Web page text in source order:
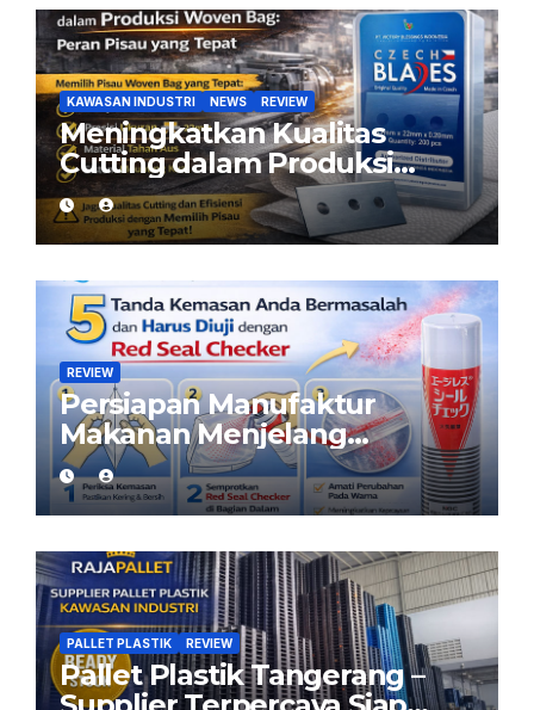
KAWASAN INDUSTRI NEWS REVIEW
Meningkatkan Kualitas
Cutting dalam Produksi
Woven Bag: Peran Pisau
yang Tepat
REVIEW
Persiapan Manufaktur
Makanan Menjelang
Ramadan: Pastikan Kemasan
Aman dengan Red Seal
Checker
PALLET PLASTIK REVIEW
Pallet Plastik Tangerang –